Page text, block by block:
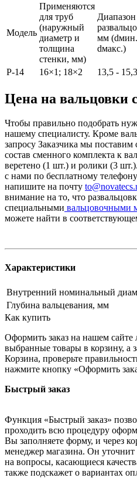
Модель
Применяются
для труб
(наружный
диаметр и
толщина
стенки, мм)
Диапазон
мм
dмакс.)
Р-14 16×1; 18×2 13,5 - 15,3
Цена на вальцовки
Чтобы правильно подобрать
нашему специалисту. Кроме
запросу Заказчика мы
состав сменного комплекта к
веретено (1 шт.) и ролики (3
с нами по бесплатному
напишите на почту
внимание на то, что
специальными вальцовочными
можете найти в
Характеристики
Внутренний номинальный
Глубина вальцевания, мм
Как купить
Оформить заказ на нашем сайте
выбранные товары в корзину, а
Корзина, проверьте
нажмите кнопку «Оформить
Быстрый заказ
Функция «Быстрый заказ»
проходить всю процедуру
Вы заполняете форму, и через
менеджер магазина. Он уточнит
на вопросы, касающиеся
также подскажет о вариантах